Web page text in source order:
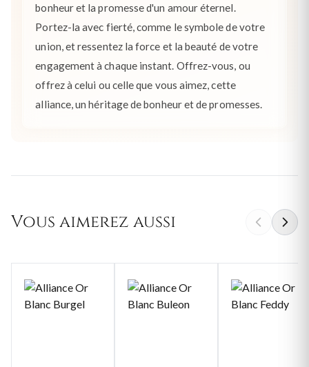
bonheur et la promesse d'un amour éternel.
Portez-la avec fierté, comme le symbole de votre
union, et ressentez la force et la beauté de votre
engagement à chaque instant. Offrez-vous, ou
offrez à celui ou celle que vous aimez, cette
alliance, un héritage de bonheur et de promesses.
Vous aimerez aussi